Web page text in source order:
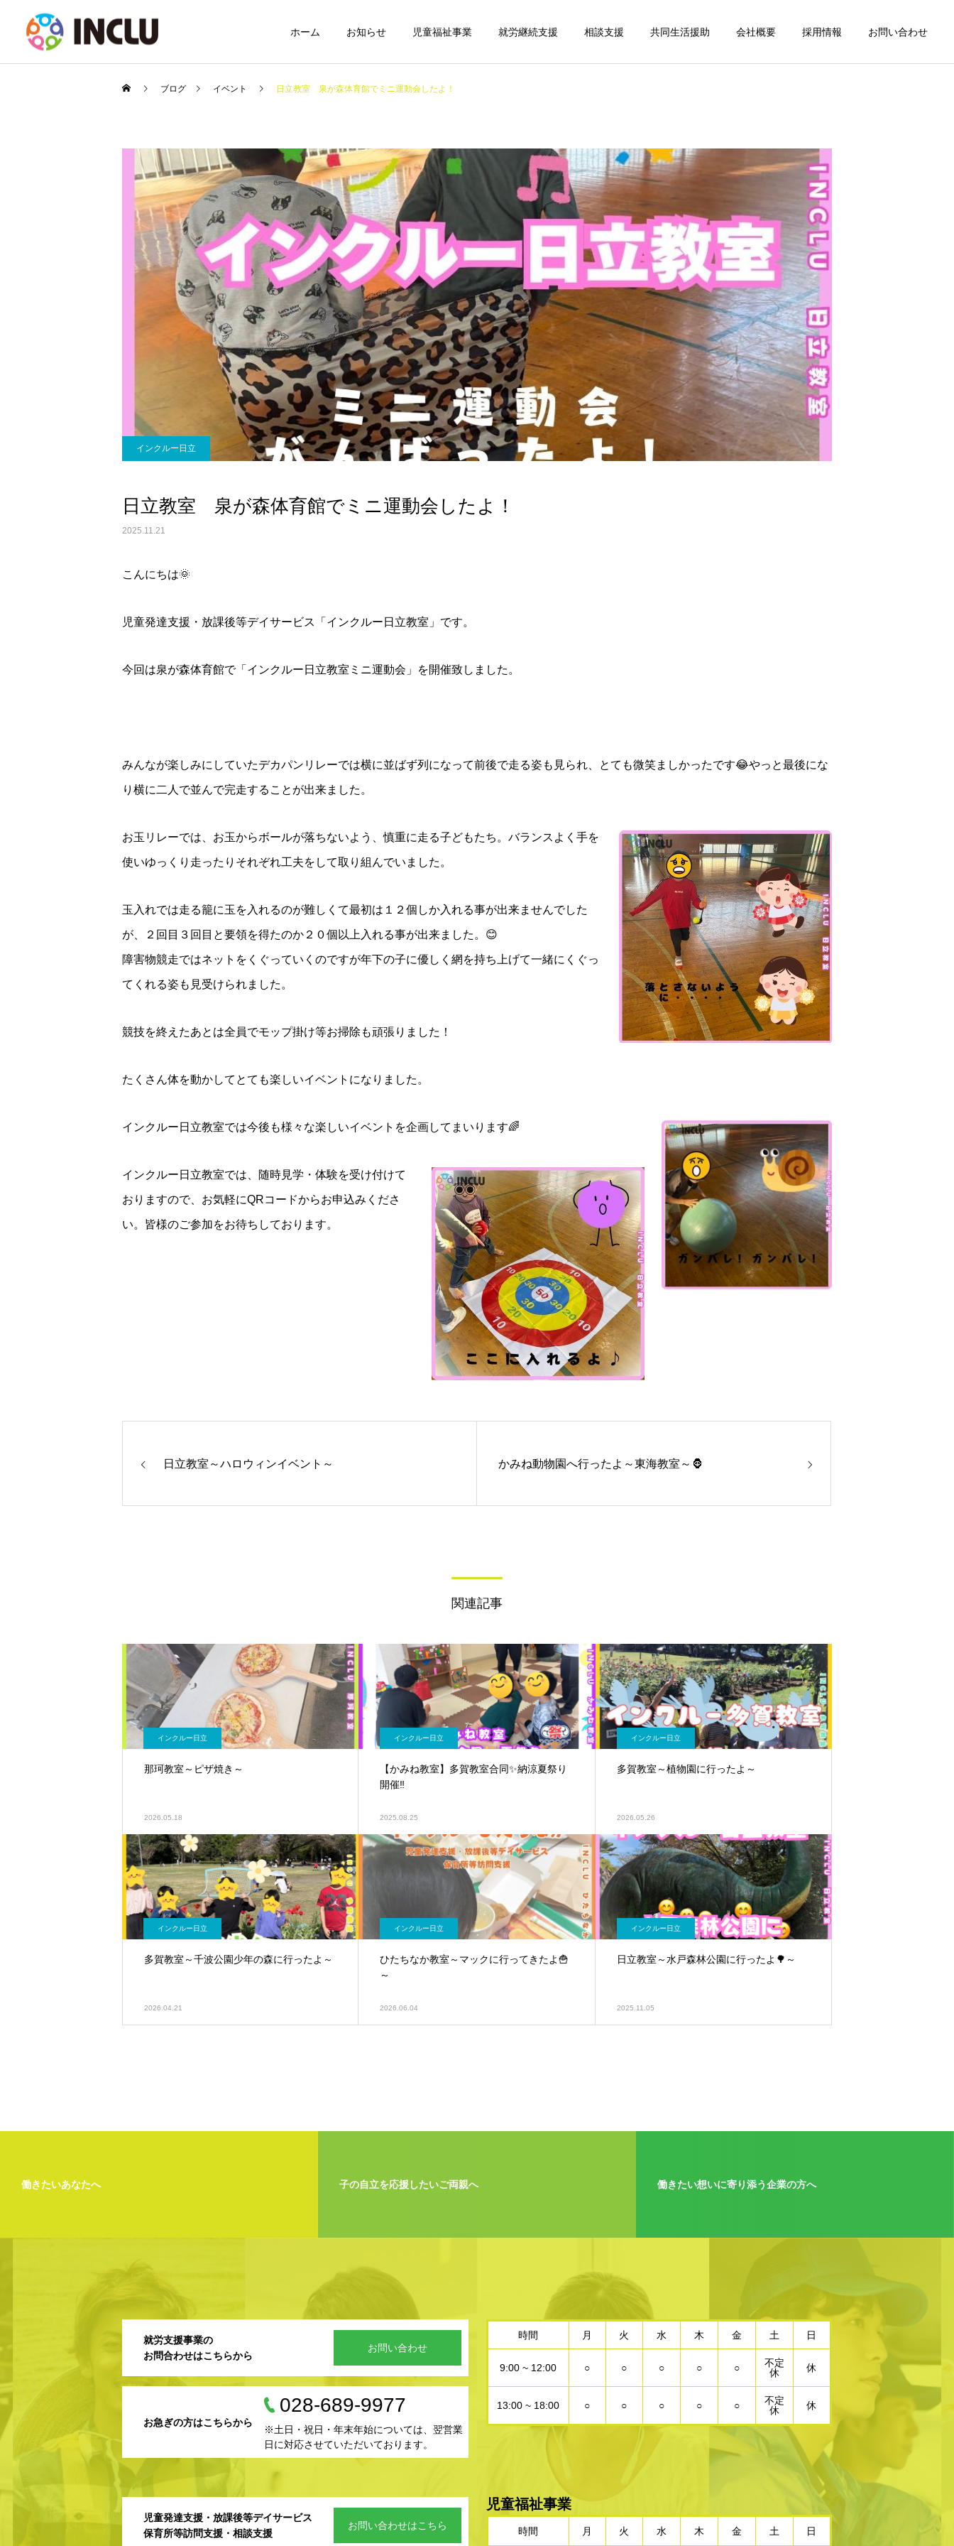
ホーム お知らせ 児童福祉事業 就労継続支援 相談支援 共同生活援助 会社概要 採用情報 お問い合わせ
ブログ イベント 日立教室 泉が森体育館でミニ運動会したよ！
インクルー日立
日立教室 泉が森体育館でミニ運動会したよ！
2025.11.21
こんにちは🌞
児童発達支援・放課後等デイサービス「インクルー日立教室」です。
今回は泉が森体育館で「インクルー日立教室ミニ運動会」を開催致しました。
みんなが楽しみにしていたデカパンリレーでは横に並ばず列になって前後で走る姿も見られ、とても微笑ましかったです😂やっと最後にな
り横に二人で並んで完走することが出来ました。
お玉リレーでは、お玉からボールが落ちないよう、慎重に走る子どもたち。バランスよく手を
使いゆっくり走ったりそれぞれ工夫をして取り組んでいました。
玉入れでは走る籠に玉を入れるのが難しくて最初は１２個しか入れる事が出来ませんでした
が、２回目３回目と要領を得たのか２０個以上入れる事が出来ました。😊
障害物競走ではネットをくぐっていくのですが年下の子に優しく網を持ち上げて一緒にくぐっ
てくれる姿も見受けられました。
競技を終えたあとは全員でモップ掛け等お掃除も頑張りました！
たくさん体を動かしてとても楽しいイベントになりました。
インクルー日立教室では今後も様々な楽しいイベントを企画してまいります🌈
インクルー日立教室では、随時見学・体験を受け付けて
おりますので、お気軽にQRコードからお申込みくださ
い。皆様のご参加をお待ちしております。
日立教室～ハロウィンイベント～ かみね動物園へ行ったよ～東海教室～🦍
関連記事
インクルー日立
那珂教室～ピザ焼き～
2026.05.18
インクルー日立
【かみね教室】多賀教室合同✨納涼夏祭り
開催‼
2025.08.25
インクルー日立
多賀教室～植物園に行ったよ～
2026.05.26
インクルー日立
多賀教室～千波公園少年の森に行ったよ～
2026.04.21
インクルー日立
ひたちなか教室～マックに行ってきたよ🍟
～
2026.06.04
インクルー日立
日立教室～水戸森林公園に行ったよ🌳～
2025.11.05
働きたいあなたへ 子の自立を応援したいご両親へ 働きたい想いに寄り添う企業の方へ
就労支援事業の
お問合わせはこちらから
お問い合わせ
お急ぎの方はこちらから
028-689-9977
※土日・祝日・年末年始については、翌営業
日に対応させていただいております。
時間 月 火 水 木 金 土 日
9:00 ~ 12:00 ○ ○ ○ ○ ○
不定
休
休
13:00 ~ 18:00 ○ ○ ○ ○ ○
不定
休
休
児童発達支援・放課後等デイサービス
保育所等訪問支援・相談支援
お問い合わせはこちら
児童福祉事業
時間 月 火 水 木 金 土 日